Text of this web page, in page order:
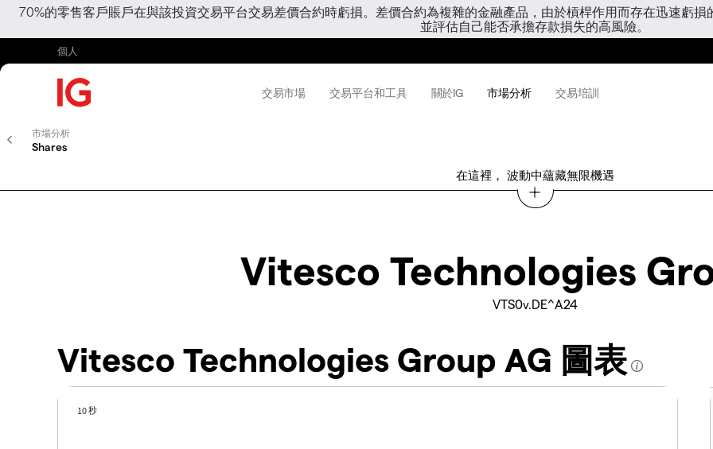
70%的零售客戶賬戶在與該投資交易平台交易差價合約時虧損。差價合約為複雜的金融產品，由於槓桿作用而存在迅速虧
並評估自己能否承擔存款損失的高風險。
個人
交易市場 交易平台和工具 關於IG 市場分析 交易培訓
市場分析
Shares
在這裡， 波動中蘊藏無限機遇
Vitesco Technologies
VTS0v.DE^A24
Vitesco Technologies Group AG 圖表
10 秒